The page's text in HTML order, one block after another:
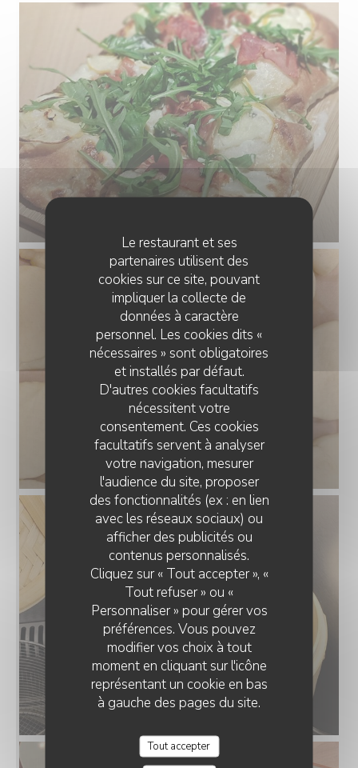
Le restaurant et ses
partenaires utilisent des
cookies sur ce site, pouvant
impliquer la collecte de
données à caractère
personnel. Les cookies dits «
nécessaires » sont obligatoires
et installés par défaut.
D'autres cookies facultatifs
nécessitent votre
consentement. Ces cookies
facultatifs servent à analyser
votre navigation, mesurer
l'audience du site, proposer
des fonctionnalités (ex : en lien
avec les réseaux sociaux) ou
afficher des publicités ou
contenus personnalisés.
Cliquez sur « Tout accepter », «
Tout refuser » ou «
Personnaliser » pour gérer vos
préférences. Vous pouvez
modifier vos choix à tout
moment en cliquant sur l'icône
représentant un cookie en bas
à gauche des pages du site.
Tout accepter